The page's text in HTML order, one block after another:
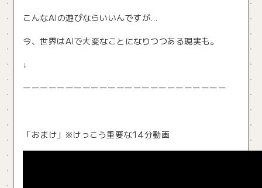
こんなAIの遊びならいいんですが…
今、世界はAIで大変なことになりつつある現実も。
↓
ーーーーーーーーーーーーーーーーーーーーーーーー
「おまけ」※けっこう重要な14分動画